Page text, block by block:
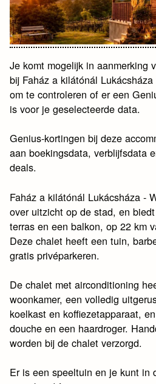
Je komt mogelijk in aanmerking
bij Faház a kilátónál
om te controleren of er een
is voor je geselecteerde data.
Genius-kortingen bij deze
aan boekingsdata, verblijfsdata
deals.
Faház a kilátónál Lukácsháza -
over uitzicht op de stad, en
terras en een balkon, op 22 km
Deze chalet heeft een tuin,
gratis privéparkeren.
De chalet met airconditioning
woonkamer, een volledig
koelkast en koffiezetapparaat,
douche en een haardroger.
worden bij de chalet verzorgd.
Er is een speeltuin en je kunt in